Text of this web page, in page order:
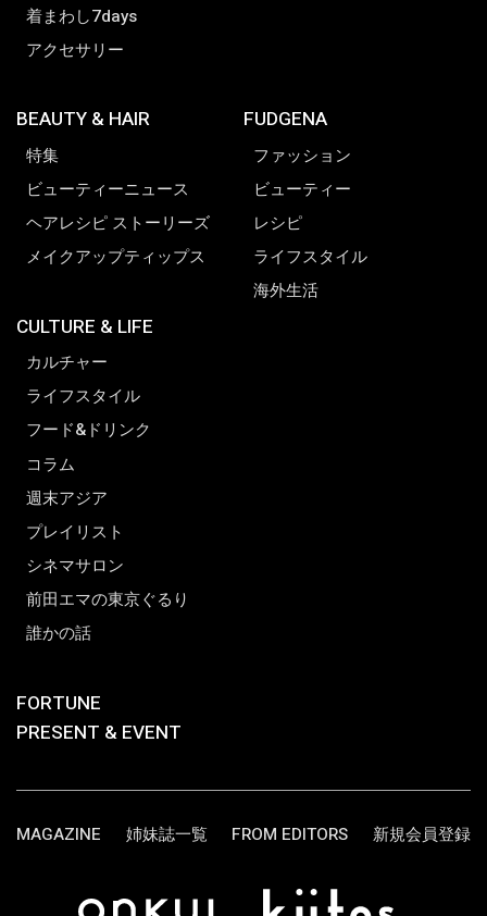
着まわし7days
アクセサリー
BEAUTY & HAIR
特集
ビューティーニュース
ヘアレシピ ストーリーズ
メイクアップティップス
CULTURE & LIFE
カルチャー
ライフスタイル
フード&ドリンク
コラム
週末アジア
プレイリスト
シネマサロン
前田エマの東京ぐるり
誰かの話
FUDGENA
ファッション
ビューティー
レシピ
ライフスタイル
海外生活
FORTUNE
PRESENT & EVENT
MAGAZINE 姉妹誌一覧 FROM EDITORS 新規会員登録